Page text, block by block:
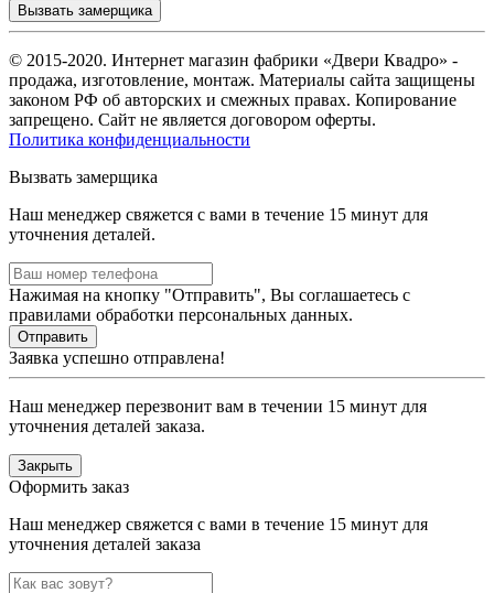
Вызвать замерщика
© 2015-2020. Интернет магазин фабрики «Двери Квадро» -
продажа, изготовление, монтаж. Материалы сайта защищены
законом РФ об авторских и смежных правах. Копирование
запрещено. Сайт не является договором оферты.
Политика конфиденциальности
Вызвать замерщика
Наш менеджер свяжется с вами в течение 15 минут для
уточнения деталей.
Нажимая на кнопку "Отправить", Вы соглашаетесь с
правилами обработки персональных данных.
Заявка успешно отправлена!
Наш менеджер перезвонит вам в течении 15 минут для
уточнения деталей заказа.
Закрыть
Оформить заказ
Наш менеджер свяжется с вами в течение 15 минут для
уточнения деталей заказа